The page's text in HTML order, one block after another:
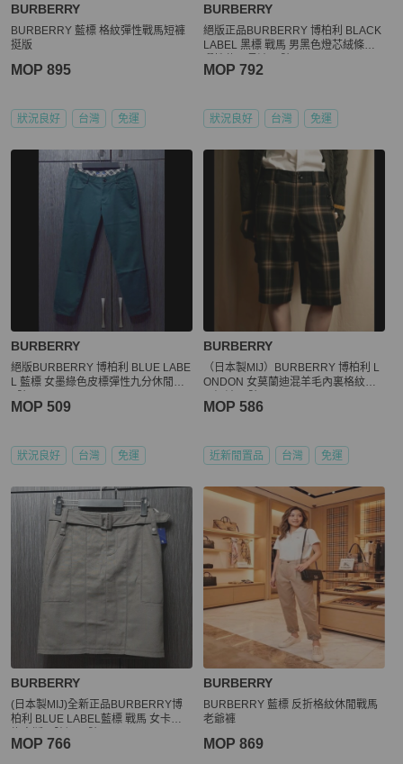
BURBERRY
BURBERRY 藍標 格紋彈性戰馬短褲
挺版
MOP 895
狀況良好 台灣 免運
BURBERRY
絕版正品BURBERRY 博柏利 BLACK
LABEL 黑標 戰馬 男黑色燈芯絨條紋
MOP 792
狀況良好 台灣 免運
BURBERRY
絕版BURBERRY 博柏利 BLUE LABE
L 藍標 女墨綠色皮標彈性九分休閒褲3
MOP 509
狀況良好 台灣 免運
BURBERRY
（日本製MIJ）BURBERRY 博柏利 L
ONDON 女莫蘭迪混羊毛內裏格紋休
MOP 586
近新閒置品 台灣 免運
BURBERRY
(日本製MIJ)全新正品BURBERRY博
柏利 BLUE LABEL藍標 戰馬 女卡其
MOP 766
BURBERRY
BURBERRY 藍標 反折格紋休閒戰馬
老爺褲
MOP 869